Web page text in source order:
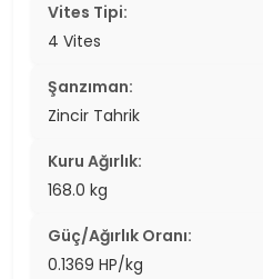
Vites Tipi:
4 Vites
Şanzıman:
Zincir Tahrik
Kuru Ağırlık:
168.0 kg
Güç/Ağırlık Oranı:
0.1369 HP/kg